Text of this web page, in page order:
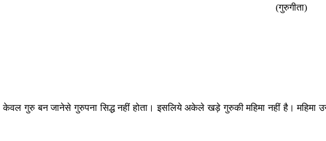
(गुरुगीता)
केवल गुरु बन जानेसे गुरुपना सिद्ध नहीं होता। इसलिये अकेले खड़े गुरुकी महिमा नहीं है। महिमा